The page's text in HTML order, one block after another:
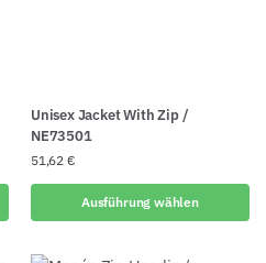
Unisex Jacket With Zip /
NE73501
51,62 €
Ausführung wählen